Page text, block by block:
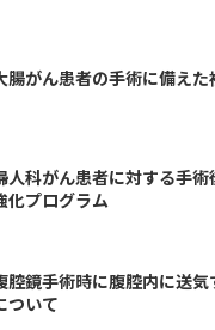
腸がん患者の手術に備えた
人科がん患者に対する手
化プログラム
腔鏡手術時に腹腔内に送
ついて